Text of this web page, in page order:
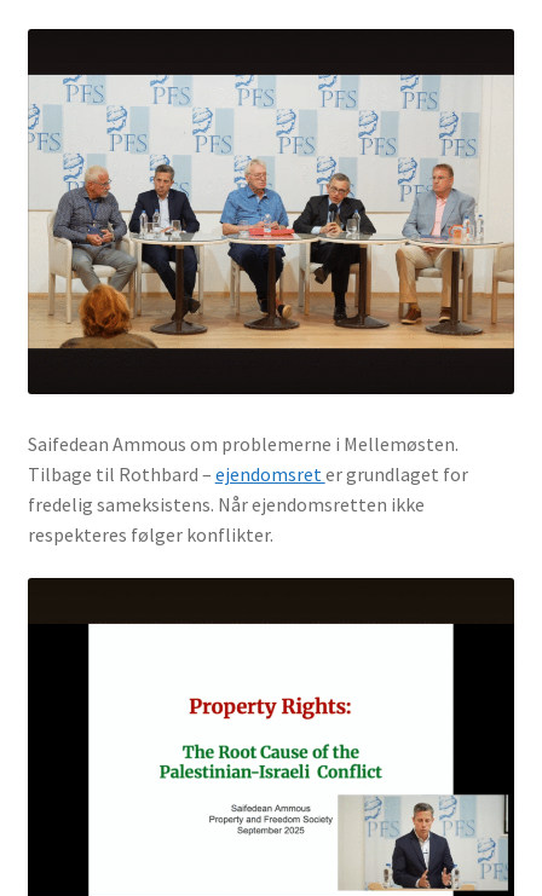
Saifedean Ammous om problemerne i Mellemøsten.
Tilbage til Rothbard – ejendomsreter grundlaget for
fredelig sameksistens. Når ejendomsretten ikke
respekteres følger konflikter.